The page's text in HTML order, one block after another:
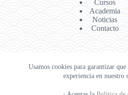
Usamos cookies para garantizar
experiencia en nuestro
Cursos
Academia
Noticias
Contacto
Aviso Legal